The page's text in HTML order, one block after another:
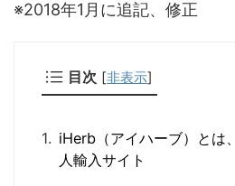
※2018年1月に追記、修正
目次 [非表示]
iHerb（アイハーブ）とは
人輸入サイト